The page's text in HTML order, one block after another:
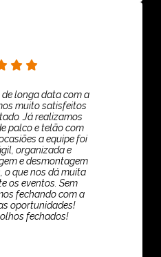
longa data com a
muito satisfeitos
Já realizamos
palco e telão com
a equipe foi
organizada e
e desmontagem
o que nos dá muita
os eventos. Sem
fechando com a
oportunidades!
fechados!